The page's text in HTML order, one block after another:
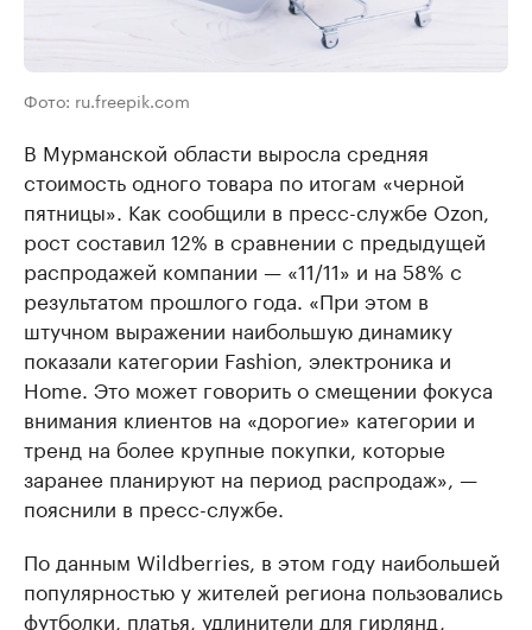
Фото: ru.freepik.com
В Мурманской области выросла средняя
стоимость одного товара по итогам «черной
пятницы». Как сообщили в пресс-службе Ozon,
рост составил 12% в сравнении с предыдущей
распродажей компании — «11/11» и на 58% с
результатом прошлого года. «При этом в
штучном выражении наибольшую динамику
показали категории Fashion, электроника и
Home. Это может говорить о смещении фокуса
внимания клиентов на «дорогие» категории и
тренд на более крупные покупки, которые
заранее планируют на период распродаж», —
пояснили в пресс-службе.
По данным Wildberries, в этом году наибольшей
популярностью у жителей региона пользовались
футболки, платья, удлинители для гирлянд,